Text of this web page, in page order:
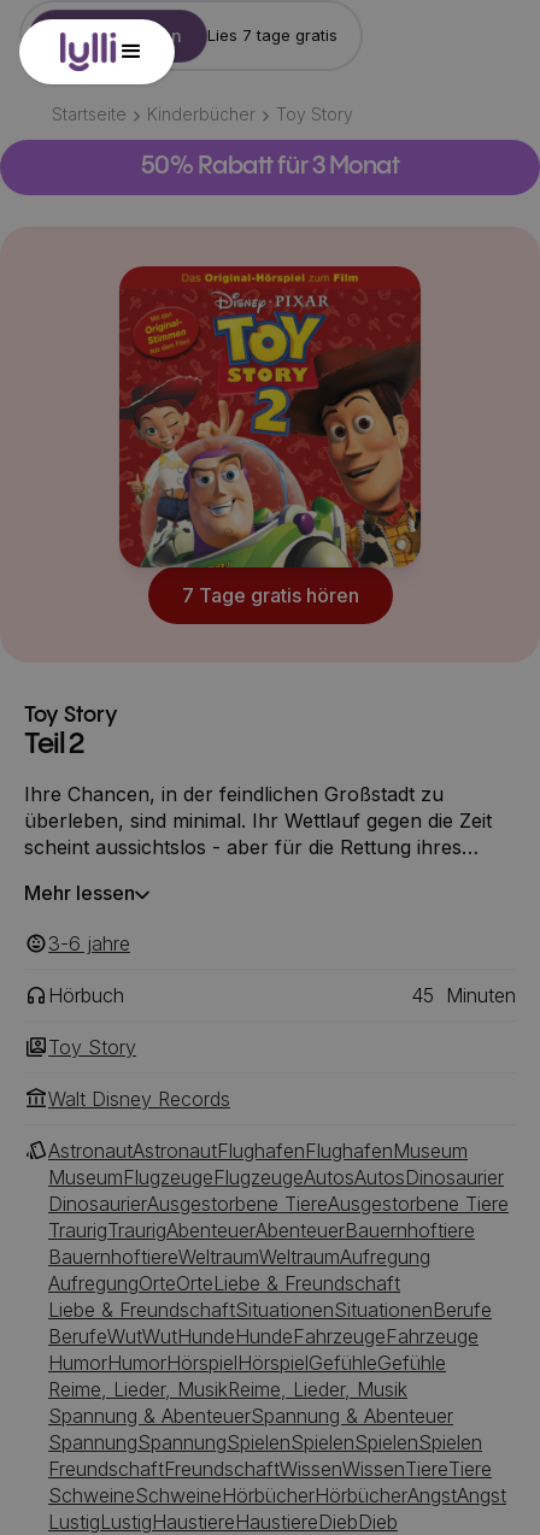
Konto erstellen Lies 7 tage gratis
Startseite Kinderbücher Toy Story
50% Rabatt für 3 Monat
7 Tage gratis hören
Toy Story
Teil 2
Ihre Chancen, in der feindlichen Großstadt zu
überleben, sind minimal. Ihr Wettlauf gegen die Zeit
scheint aussichtslos - aber für die Rettung ihres
scheinbar ausweglose Mission, Woody vor dem
zu bewahren, kann nur einer anführen: Captain
Mehr lessen
3-6 ‎‎ jahre
Hörbuch 45 Minuten
Toy Story
Walt Disney Records
AstronautAstronautFlughafenFlughafenMuseum
MuseumFlugzeugeFlugzeugeAutosAutosDinosaurier
DinosaurierAusgestorbene TiereAusgestorbene Tiere
TraurigTraurigAbenteuerAbenteuerBauernhoftiere
BauernhoftiereWeltraumWeltraumAufregung
AufregungOrteOrteLiebe & Freundschaft
Liebe & FreundschaftSituationenSituationenBerufe
BerufeWutWutHundeHundeFahrzeugeFahrzeuge
HumorHumorHörspielHörspielGefühleGefühle
Reime, Lieder, MusikReime, Lieder, Musik
Spannung & AbenteuerSpannung & Abenteuer
SpannungSpannungSpielenSpielenSpielenSpielen
FreundschaftFreundschaftWissenWissenTiereTiere
SchweineSchweineHörbücherHörbücherAngstAngst
LustigLustigHaustiereHaustiereDiebDieb